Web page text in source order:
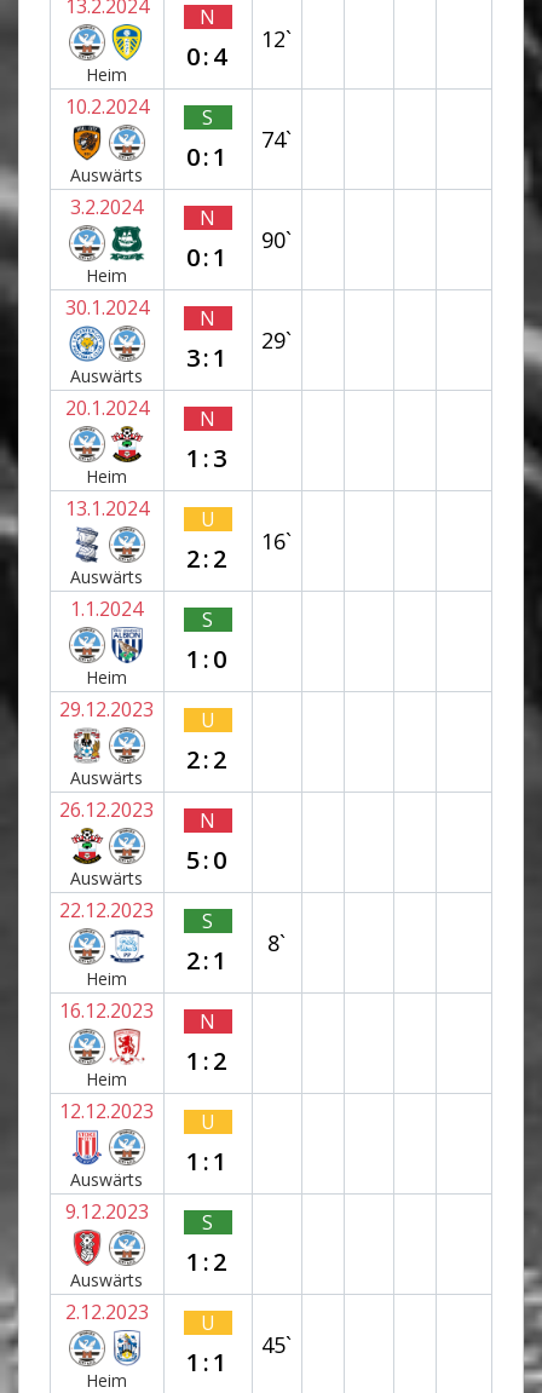
13.2.2024
Heim
N
0:4
12`
10.2.2024
Auswärts
S
0:1
74`
3.2.2024
Heim
N
0:1
90`
30.1.2024
Auswärts
N
3:1
29`
20.1.2024
Heim
N
1:3
13.1.2024
Auswärts
U
2:2
16`
1.1.2024
Heim
S
1:0
29.12.2023
Auswärts
U
2:2
26.12.2023
Auswärts
N
5:0
22.12.2023
Heim
S
2:1
8`
16.12.2023
Heim
N
1:2
12.12.2023
Auswärts
U
1:1
9.12.2023
Auswärts
S
1:2
2.12.2023
Heim
U
1:1
45`